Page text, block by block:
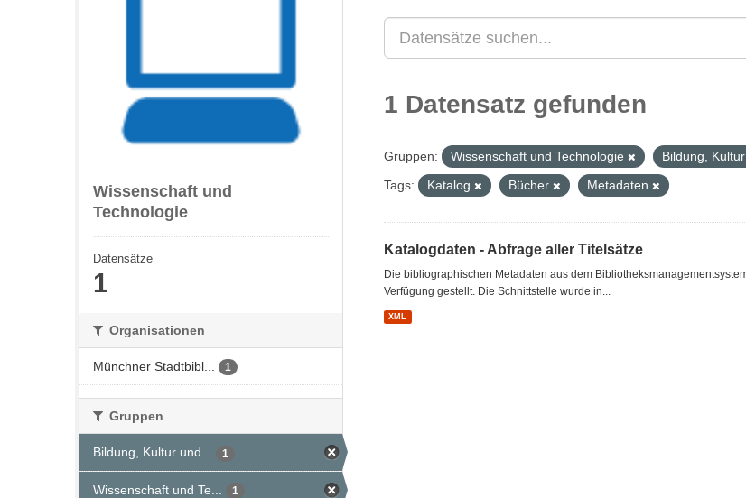
Wissenschaft und
Technologie
Datensätze
1
Organisationen
Münchner Stadtbibl... 1
Gruppen
Bildung, Kultur und... 1
Wissenschaft und Te... 1
1 Datensatz gefunden
Gruppen: Wissenschaft und Technologie
Bildung,
Tags:
Katalog Bücher Metadaten
Katalogdaten - Abfrage aller Titelsätze
Die bibliographischen Metadaten aus dem
Verfügung gestellt. Die Schnittstelle wurde in...
XML